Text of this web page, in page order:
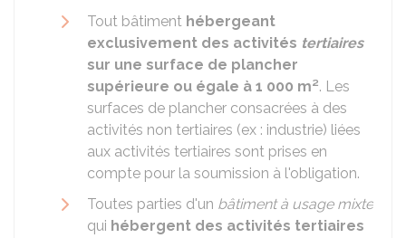
Tout bâtiment hébergeant
exclusivement des activités tertiaires
sur une surface de plancher
supérieure ou égale à 1 000 m². Les
surfaces de plancher consacrées à des
activités non tertiaires (ex : industrie) liées
aux activités tertiaires sont prises en
compte pour la soumission à l'obligation.
Toutes parties d'un bâtiment à usage mixte
qui hébergent des activités tertiaires